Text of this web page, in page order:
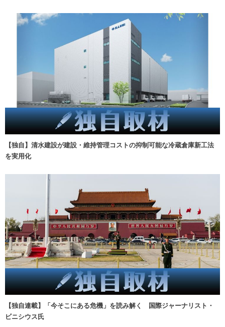
【独自】清水建設が建設・維持管理コストの抑制可能な冷蔵倉庫新工法
を実用化
【独自連載】「今そこにある危機」を読み解く 国際ジャーナリスト・
ビニシウス氏